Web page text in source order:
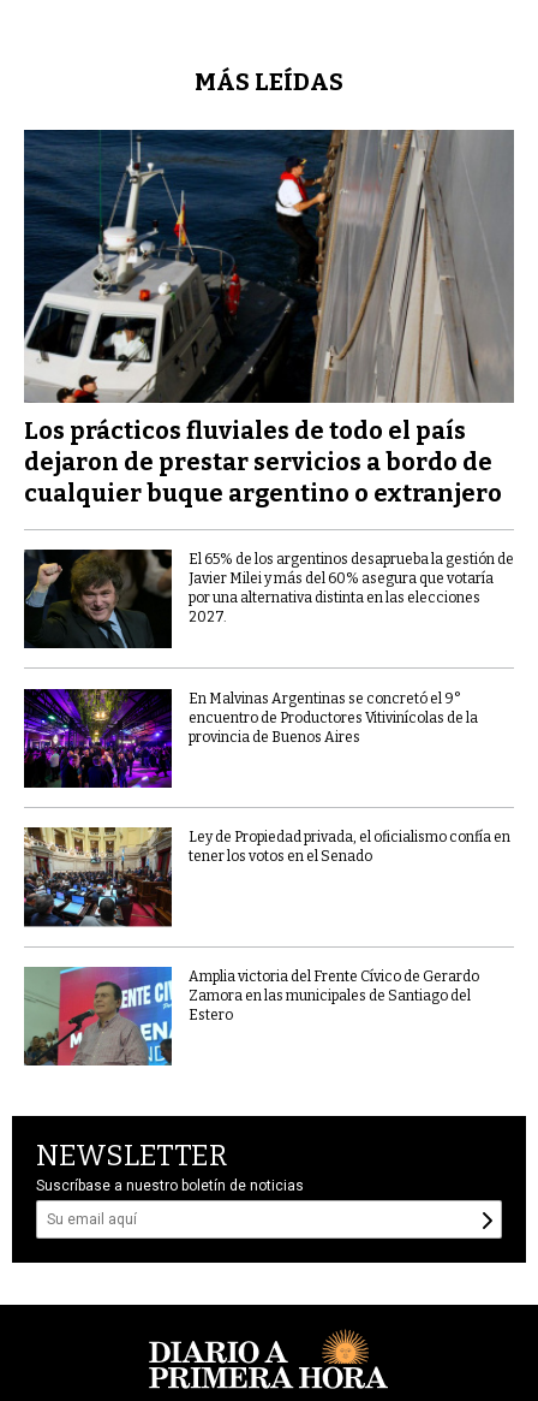
MÁS LEÍDAS
Los prácticos fluviales de todo el país
dejaron de prestar servicios a bordo de
cualquier buque argentino o extranjero
El 65% de los argentinos desaprueba la gestión de
Javier Milei y más del 60% asegura que votaría
por una alternativa distinta en las elecciones
2027.
En Malvinas Argentinas se concretó el 9°
encuentro de Productores Vitivinícolas de la
provincia de Buenos Aires
Ley de Propiedad privada, el oficialismo confía en
tener los votos en el Senado
Amplia victoria del Frente Cívico de Gerardo
Zamora en las municipales de Santiago del
Estero
NEWSLETTER
Suscríbase a nuestro boletín de noticias